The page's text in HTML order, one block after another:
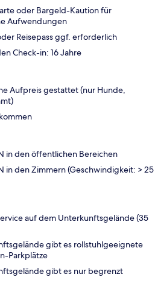
oder Bargeld-Kaution für
Aufwendungen
Reisepass ggf. erforderlich
Check-in: 16 Jahre
Aufpreis gestattet (nur Hunde,
in den öffentlichen Bereichen
in den Zimmern (Geschwindigkeit: > 25
auf dem Unterkunftsgelände (35
gibt es rollstuhlgeeignete
Parkplätze
gibt es nur begrenzt